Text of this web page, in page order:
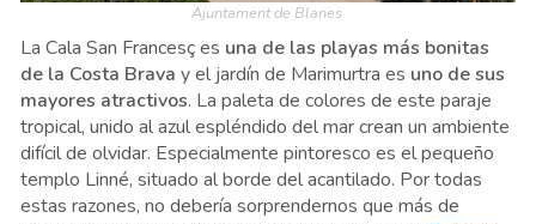
Ajuntament de Blanes
La Cala San Francesç es una de las playas más bonitas
de la Costa Brava y el jardín de Marimurtra es uno de sus
mayores atractivos. La paleta de colores de este paraje
tropical, unido al azul espléndido del mar crean un ambiente
difícil de olvidar. Especialmente pintoresco es el pequeño
templo Linné, situado al borde del acantilado. Por todas
estas razones, no debería sorprendernos que más de